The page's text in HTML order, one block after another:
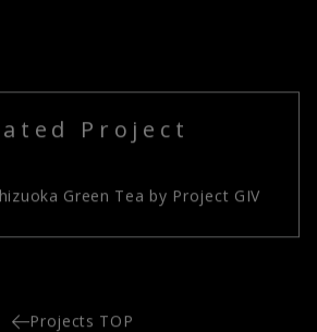
Project
Green Tea by Project GIV
Projects TOP